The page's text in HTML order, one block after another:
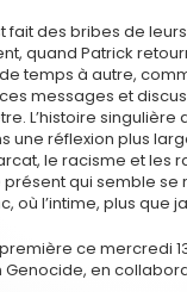
fait des bribes de
quand Patrick
temps à autre,
messages et
L’histoire
une réflexion plus
le racisme et les
qui semble se
où l’intime, plus que
ce mercredi
en